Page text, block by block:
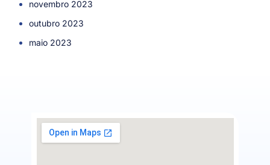
novembro 2023
outubro 2023
maio 2023